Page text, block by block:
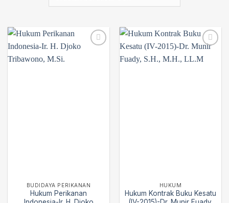
BUDIDAYA PERIKANAN
Hukum Perikanan
HUKUM
Hukum Kontrak Buku Kesatu